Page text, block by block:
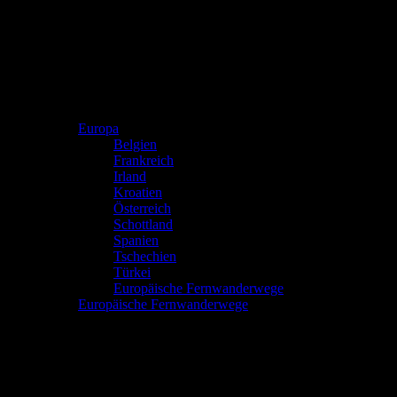
Europa
Belgien
Frankreich
Irland
Kroatien
Österreich
Schottland
Spanien
Tschechien
Türkei
Europäische Fernwanderwege
Europäische Fernwanderwege